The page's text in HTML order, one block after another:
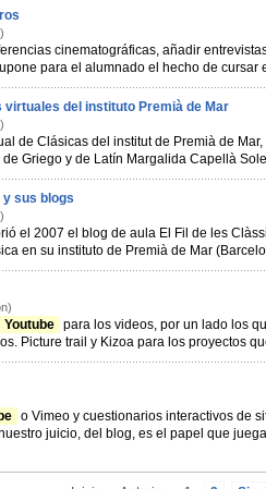
cinematográficas, añadir
para el alumnado el hecho de cursar
virtuales del instituto Premià de Mar
de Clásicas del institut de Premià de
Griego y de Latín Margalida Capellà
y sus blogs
el 2007 el blog de aula El Fil de les
en su instituto de Premià de Mar
Youtube para los videos, por un lado los
seleccionados como recursos. Picture trail y Kizoa para los
o Vimeo y cuestionarios interactivos de
juicio, del blog, es el papel que